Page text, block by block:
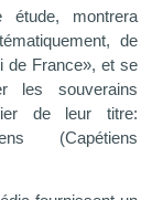
montrera
de
de France», et se
les souverains
de leur titre:
(Capétiens